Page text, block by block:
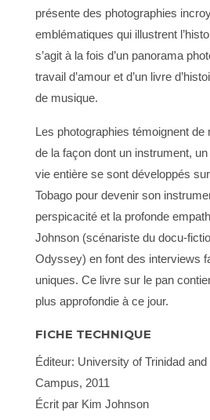
présente des photographies
emblématiques qui illustrent
s’agit à la fois d’un panorama
travail d’amour et d’un livre
de musique.
Les photographies témoignent de
de la façon dont un instrument,
vie entière se sont développés
Tobago pour devenir son
perspicacité et la profonde
Johnson (scénariste du docu-
Odyssey) en font des interviews
uniques. Ce livre sur le pan
plus approfondie à ce jour.
FICHE TECHNIQUE
Éditeur: University of Trinidad and
Campus, 2011
Écrit par Kim Johnson